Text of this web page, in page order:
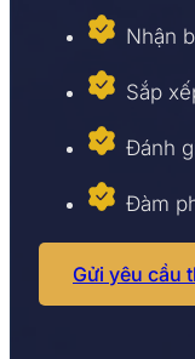
Nhận
Sắp
Đánh
Đàm
Gửi yêu cầu